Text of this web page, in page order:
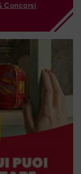
Concorsi